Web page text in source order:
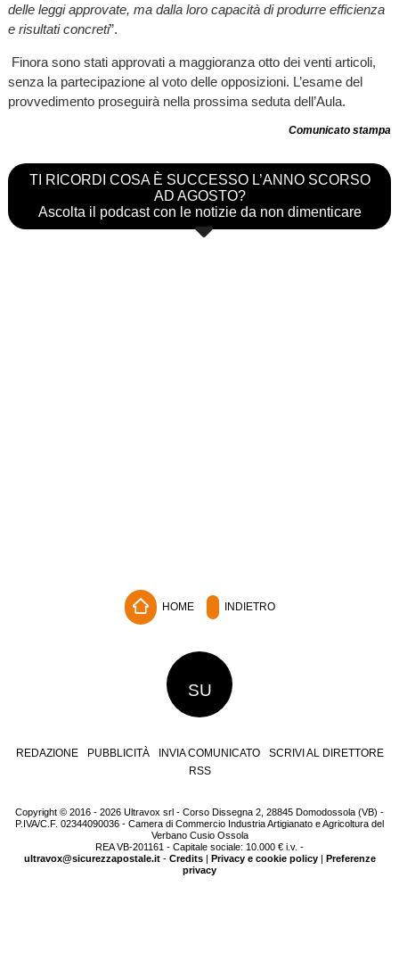
delle leggi approvate, ma dalla loro capacità di produrre efficienza
e risultati concreti”.
Finora sono stati approvati a maggioranza otto dei venti articoli,
senza la partecipazione al voto delle opposizioni. L’esame del
provvedimento proseguirà nella prossima seduta dell’Aula.
Comunicato stampa
TI RICORDI COSA È SUCCESSO L’ANNO SCORSO
AD AGOSTO?
Ascolta il podcast con le notizie da non dimenticare
HOME INDIETRO
SU
REDAZIONE PUBBLICITÀ INVIA COMUNICATO
SCRIVI AL DIRETTORE
RSS
Copyright © 2016 - 2026 Ultravox srl - Corso Dissegna 2, 28845 Domodossola (VB) -
P.IVA/C.F. 02344090036 - Camera di Commercio Industria Artigianato e Agricoltura del
Verbano Cusio Ossola
REA VB-201161 - Capitale sociale: 10.000 € i.v. -
ultravox@sicurezzapostale.it- Credits| Privacy e cookie policy| Preferenze
privacy